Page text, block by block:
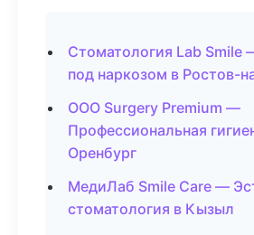
Стоматология Lab Smile
под наркозом в Ростов-
ООО Surgery Premium —
Профессиональная
Оренбург
МедиЛаб Smile Care —
стоматология в Кызыл